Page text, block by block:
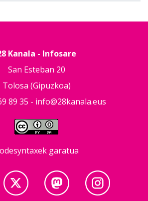
Kanala - Infosare
San Esteban 20
Tolosa (Gipuzkoa)
89 35 - info@28kanala.eus
garatua